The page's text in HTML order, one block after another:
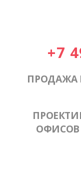
+7
ПРОДАЖА